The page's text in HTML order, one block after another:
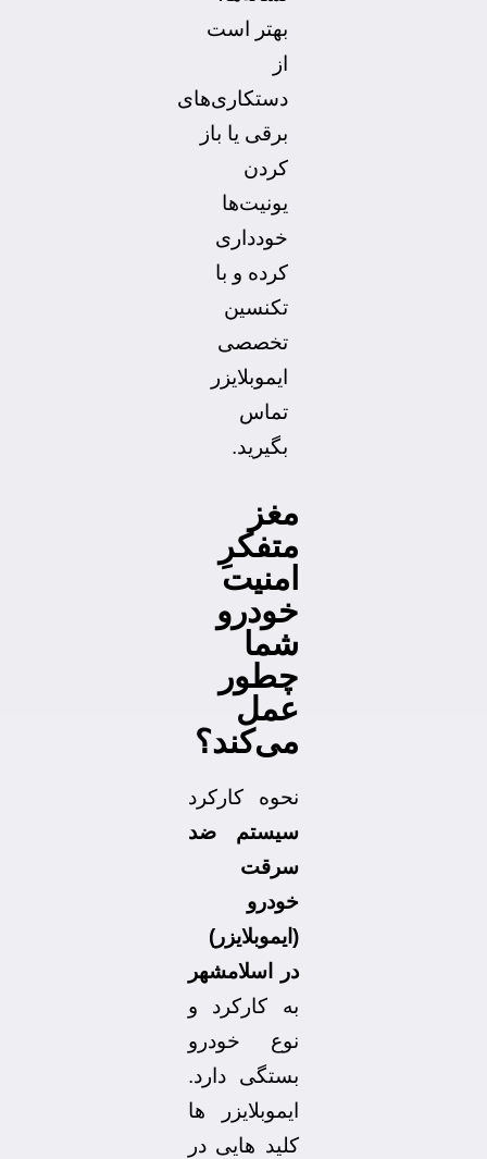
بهتر است
از
دستکاری‌های
برقی یا باز
کردن
یونیت‌ها
خودداری
کرده و با
تکنسین
تخصصی
ایموبلایزر
تماس
بگیرید.
مغز
متفکرِ
امنیت
خودرو
شما
چطور
عمل
می‌کند؟
نحوه کارکرد
سیستم ضد
سرقت
خودرو
(ایموبلایزر)
در اسلامشهر
به کارکرد و
نوع خودرو
بستگی دارد.
ایموبلایزر ها
کلید هایی در